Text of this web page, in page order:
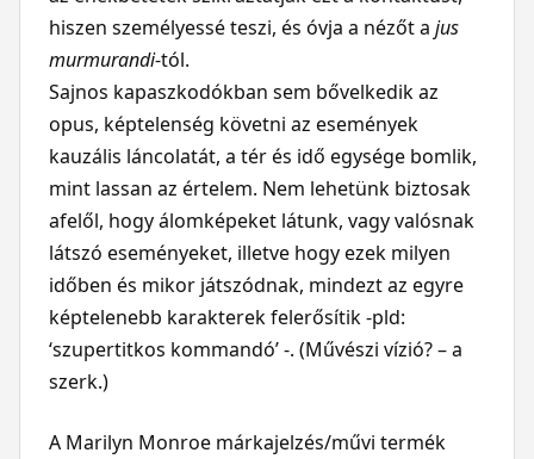
hiszen személyessé teszi, és óvja a nézőt a jus
murmurandi-tól.
Sajnos kapaszkodókban sem bővelkedik az
opus, képtelenség követni az események
kauzális láncolatát, a tér és idő egysége bomlik,
mint lassan az értelem. Nem lehetünk biztosak
afelől, hogy álomképeket látunk, vagy valósnak
látszó eseményeket, illetve hogy ezek milyen
időben és mikor játszódnak, mindezt az egyre
képtelenebb karakterek felerősítik -pld:
‘szupertitkos kommandó’ -. (Művészi vízió? – a
szerk.)
A Marilyn Monroe márkajelzés/művi termék